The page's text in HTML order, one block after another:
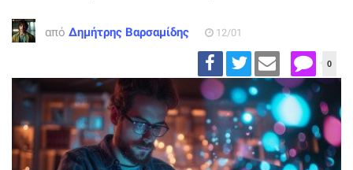
από Δημήτρης Βαρσαμίδης 12/01
0